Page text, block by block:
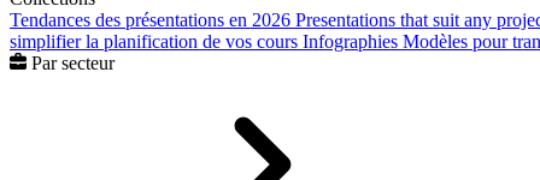
Tendances des présentations en 2026 Presentations that suit any
simplifier la planification de vos cours Infographies Modèles pour
Par secteur